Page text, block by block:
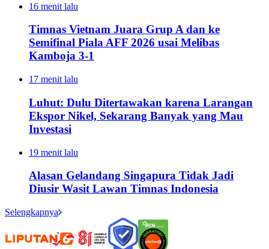
16 menit lalu
Timnas Vietnam Juara Grup A dan ke
Semifinal Piala AFF 2026 usai Melibas
Kamboja 3-1
17 menit lalu
Luhut: Dulu Ditertawakan karena Larangan
Ekspor Nikel, Sekarang Banyak yang Mau
Investasi
19 menit lalu
Alasan Gelandang Singapura Tidak Jadi
Diusir Wasit Lawan Timnas Indonesia
Selengkapnya